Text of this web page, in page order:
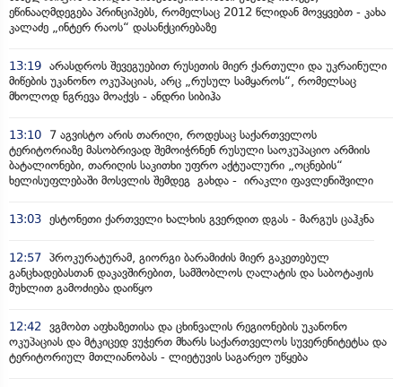
ეწინააღმდეგება პრინციპებს, რომელსაც 2012 წლიდან მოვყვებთ - კახა
კალაძე „ინტერ რაოს“ დასანქცირებაზე
13:19 არასდროს შევეგუებით რუსეთის მიერ ქართული და უკრაინული
მიწების უკანონო ოკუპაციას, არც „რუსულ სამყაროს“, რომელსაც
მხოლოდ ნგრევა მოაქვს - ანდრი სიბიჰა
13:10
7 აგვისტო არის თარიღი, როდესაც საქართველოს
ტერიტორიაზე მასობრივად შემოიჭრნენ რუსული საოკუპაციო არმიის
ბატალიონები, თარიღის საკითხი უფრო აქტუალური „ოცნების“
ხელისუფლებაში მოსვლის შემდეგ გახდა - ირაკლი ფავლენიშვილი
13:03 ესტონეთი ქართველი ხალხის გვერდით დგას - მარგუს ცაჰკნა
12:57 პროკურატურამ, გიორგი ბარამიძის მიერ გაკეთებულ
განცხადებასთან დაკავშირებით, სამშობლოს ღალატის და საბოტაჟის
მუხლით გამოძიება დაიწყო
12:42
ვგმობთ აფხაზეთისა და ცხინვალის რეგიონების უკანონო
ოკუპაციას და მტკიცედ ვუჭერთ მხარს საქართველოს სუვერენიტეტსა და
ტერიტორიულ მთლიანობას - ლიეტუვის საგარეო უწყება